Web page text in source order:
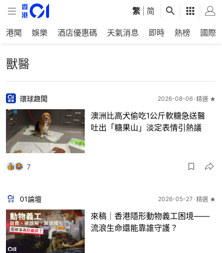
繁 简
港聞 娛樂 酒店優惠碼 天氣消息 即時 熱榜 國際
獸醫
環球趣聞 2026-08-06 精選 ★
澳洲比高犬偷吃1公斤軟糖急送醫
吐出「糖果山」淡定表情引熱議
7
01論壇 2026-05-27 精選 ★
來稿｜香港隱形動物義工困境——
流浪生命還能靠誰守護？